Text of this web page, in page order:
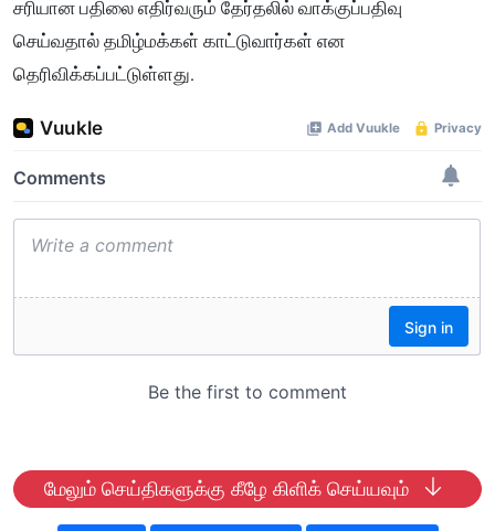
சரியான பதிலை எதிர்வரும் தேர்தலில் வாக்குப்பதிவு
செய்வதால் தமிழ்மக்கள் காட்டுவார்கள் என
தெரிவிக்கப்பட்டுள்ளது.
மேலும் செய்திகளுக்கு கீழே கிளிக் செய்யவும்